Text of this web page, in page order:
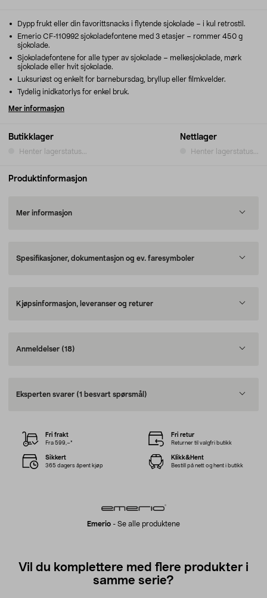
Butikklager
Henter lagerstatus...
Nettlager
Henter lagerstatus...
Dypp frukt eller din favorittsnacks i flytende sjokolade – i kul retrostil.
Emerio CF-110992 sjokoladefontene med 3 etasjer – rommer 450 g
sjokolade.
Sjokoladefontene for alle typer av sjokolade – melkesjokolade, mørk
sjokolade eller hvit sjokolade.
Luksuriøst og enkelt for barnebursdag, bryllup eller filmkvelder.
Tydelig inidkatorlys for enkel bruk.
Mer informasjon
Produktinformasjon
Mer informasjon
Spesifikasjoner, dokumentasjon og ev. faresymboler
Kjøpsinformasjon, leveranser og returer
Anmeldelser (18)
Eksperten svarer (1 besvart spørsmål)
Emerio - Se alle produktene
Fri frakt
Fra 599,–*
Fri retur
Returner til valgfri butikk
Sikkert
365 dagers åpent kjøp
Klikk&Hent
Bestill på nett og hent i butikk
Vil du komplettere med flere produkter i
samme serie?